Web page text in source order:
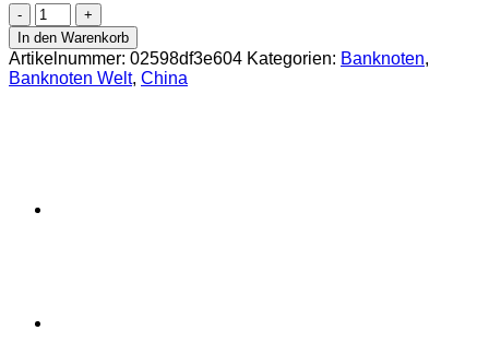
China
-
5
Yuan
2005,
Menge
In den Warenkorb
Artikelnummer: 02598df3e604 Kategorien: Banknoten,
Banknoten Welt, China